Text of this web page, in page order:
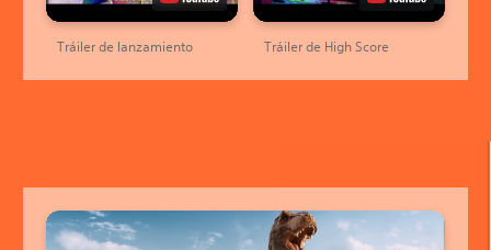
Tráiler de lanzamiento Tráiler de High Score